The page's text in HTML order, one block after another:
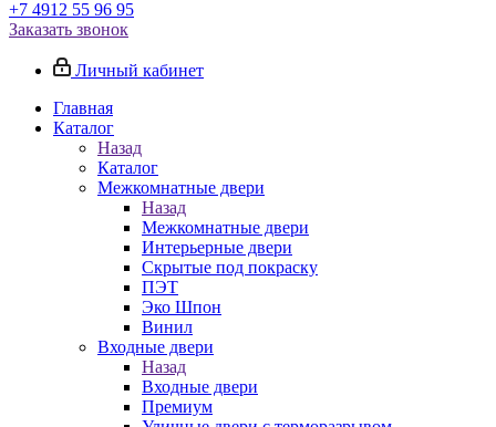
+7 4912 55 96 95
Заказать звонок
Личный кабинет
Главная
Каталог
Назад
Каталог
Межкомнатные двери
Назад
Межкомнатные двери
Интерьерные двери
Скрытые под покраску
ПЭТ
Эко Шпон
Винил
Входные двери
Назад
Входные двери
Премиум